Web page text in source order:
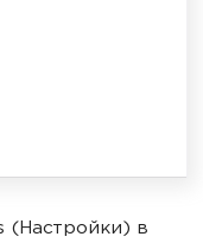
(Настройки) в